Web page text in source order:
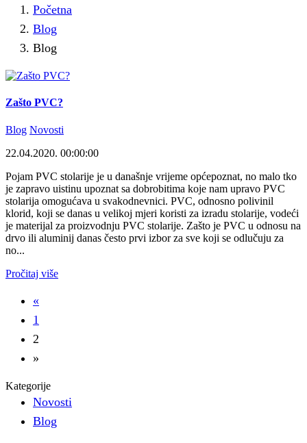
Početna
Blog
Blog
Zašto PVC?
Blog Novosti
22.04.2020. 00:00:00
Pojam PVC stolarije je u današnje vrijeme općepoznat, no malo tko
je zapravo uistinu upoznat sa dobrobitima koje nam upravo PVC
stolarija omogućava u svakodnevnici. PVC, odnosno polivinil
klorid, koji se danas u velikoj mjeri koristi za izradu stolarije, vodeći
je materijal za proizvodnju PVC stolarije. Zašto je PVC u odnosu na
drvo ili aluminij danas često prvi izbor za sve koji se odlučuju za
no...
Pročitaj više
«
1
2
»
Kategorije
Novosti
Blog